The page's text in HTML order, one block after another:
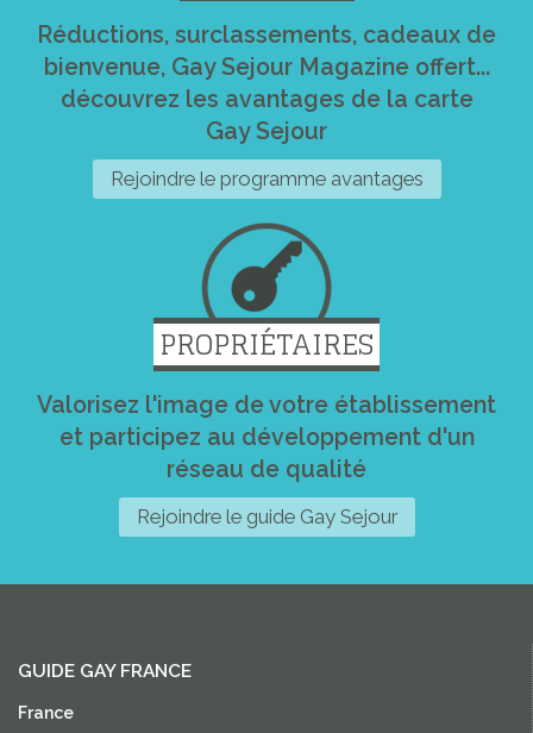
Réductions, surclassements, cadeaux de
bienvenue, Gay Sejour Magazine offert...
découvrez les avantages de la carte
Gay Sejour
Rejoindre le programme avantages
PROPRIÉTAIRES
Valorisez l'image de votre établissement
et participez au développement d'un
réseau de qualité
Rejoindre le guide Gay Sejour
GUIDE GAY FRANCE
France